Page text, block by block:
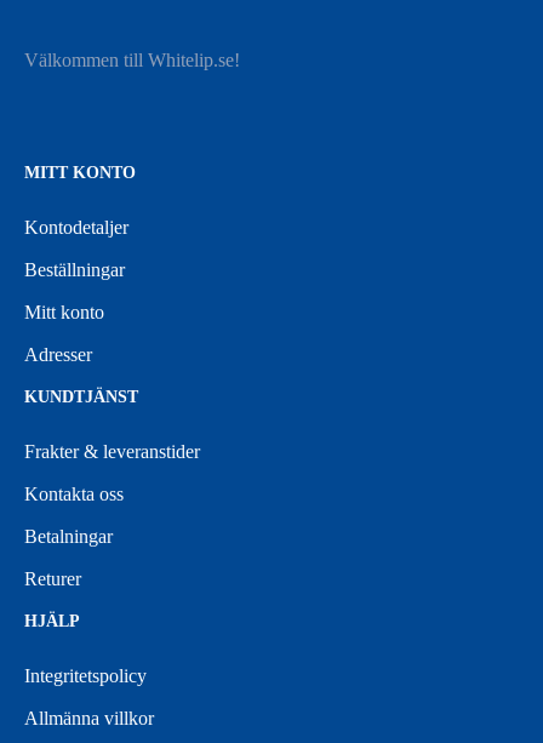
Välkommen till Whitelip.se!
MITT KONTO
Kontodetaljer
Beställningar
Mitt konto
Adresser
KUNDTJÄNST
Frakter & leveranstider
Kontakta oss
Betalningar
Returer
HJÄLP
Integritetspolicy
Allmänna villkor